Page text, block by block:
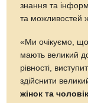
знання та
та можливостей
«Ми очікуємо,
мають великий
рівності,
здійснити
жінок та